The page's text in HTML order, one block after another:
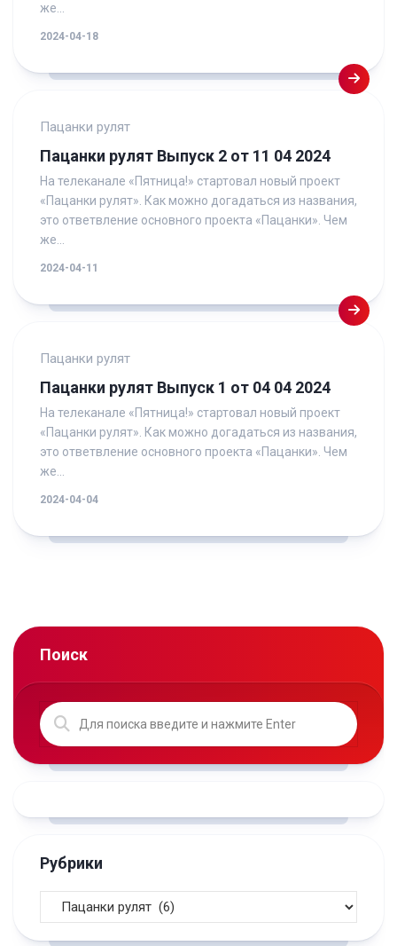
же...
2024-04-18
Пацанки рулят
Пацанки рулят Выпуск 2 от 11 04 2024
На телеканале «Пятница!» стартовал новый проект
«Пацанки рулят». Как можно догадаться из названия,
это ответвление основного проекта «Пацанки». Чем
же...
2024-04-11
Пацанки рулят
Пацанки рулят Выпуск 1 от 04 04 2024
На телеканале «Пятница!» стартовал новый проект
«Пацанки рулят». Как можно догадаться из названия,
это ответвление основного проекта «Пацанки». Чем
же...
2024-04-04
Поиск
Рубрики